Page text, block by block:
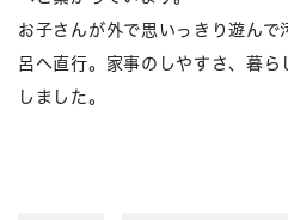
お子さんが外で思いっきり遊んで
呂へ直行。家事のしやすさ、暮
しました。